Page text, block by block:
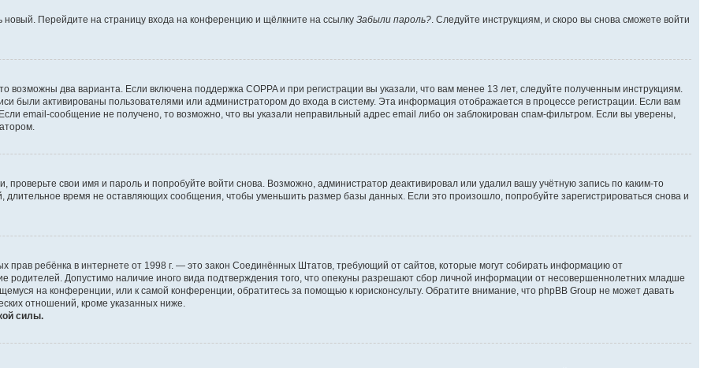
новый. Перейдите на страницу входа на конференцию и щёлкните на ссылку Забыли пароль? . Следуйте инструкциям, и скоро вы снова сможете войти
возможны два варианта. Если включена поддержка COPPA и при регистрации вы указали, что вам менее 13 лет, следуйте полученным инструкциям.
были активированы пользователями или администратором до входа в систему. Эта информация отображается в процессе регистрации. Если вам
email-сообщение не получено, то возможно, что вы указали неправильный адрес email либо он заблокирован спам-фильтром. Если вы уверены,
свои имя и пароль и попробуйте войти снова. Возможно, администратор деактивировал или удалил вашу учётную запись по каким-то
время не оставляющих сообщения, чтобы уменьшить размер базы данных. Если это произошло, попробуйте зарегистрироваться снова и
прав ребёнка в интернете от 1998 г. — это закон Соединённых Штатов, требующий от сайтов, которые могут собирать информацию от
родителей. Допустимо наличие иного вида подтверждения того, что опекуны разрешают сбор личной информации от несовершеннолетних младше
на конференции, или к самой конференции, обратитесь за помощью к юрисконсульту. Обратите внимание, что phpBB Group не может давать
отношений, кроме указанных ниже.
силы.